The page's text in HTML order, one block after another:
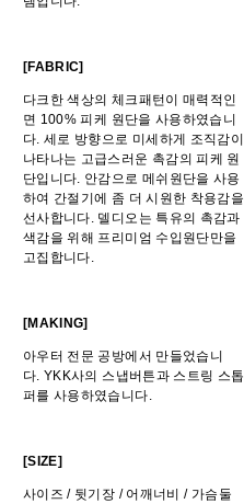
[FABRIC]
다크한 색상의 체크패턴이 매력적인
면 100% 피케 원단을 사용하였습니
다. 세로 방향으로 미세하게 조직감이
나타나는 고급스러운 촉감의 피케 원
단입니다. 안감으로 메쉬원단을 사용
하여 간절기에 좀 더 시원한 착용감을
선사합니다. 델디오는 특유의 촉감과
색감을 위해 프리미엄 수입원단만을
고집합니다.
[MAKING]
아우터 전문 공방에서 만들었습니
다. YKK사의 스냅버튼과 스트링 스톱
퍼를 사용하였습니다.
[SIZE]
사이즈 / 뒷기장 / 어깨너비 / 가슴둘